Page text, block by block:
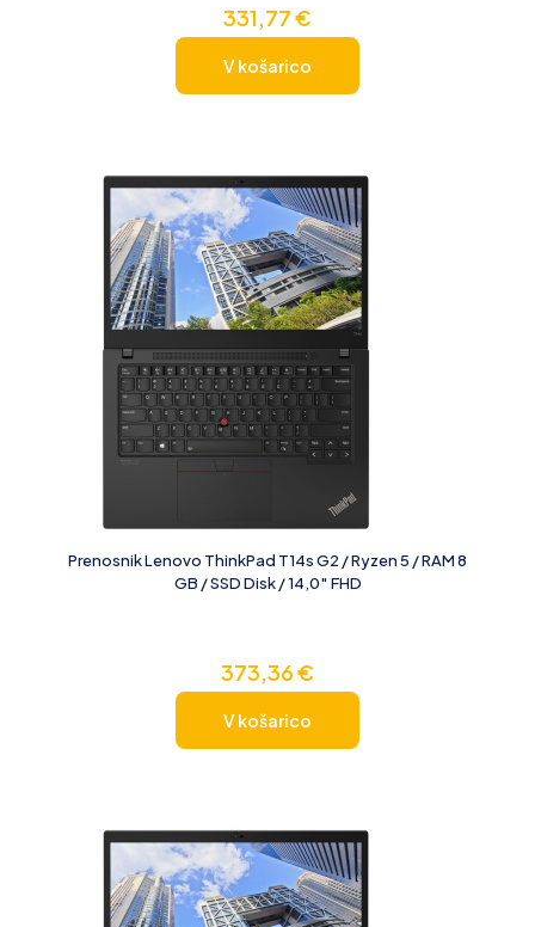
331,77€
V košarico
Prenosnik Lenovo ThinkPad T14s G2 / Ryzen 5 / RAM 8
GB / SSD Disk / 14,0″ FHD
373,36€
V košarico